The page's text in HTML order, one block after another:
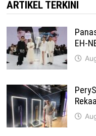
ARTIKEL TERKINI
EH-